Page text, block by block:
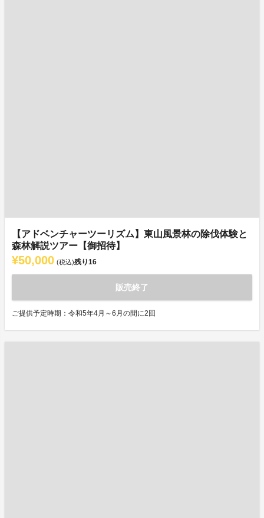
【アドベンチャーツーリズム】東山風景林の除伐体験と
森林解説ツアー【御招待】
¥50,000 (税込)残り16
販売終了
ご提供予定時期：令和5年4月～6月の間に2回